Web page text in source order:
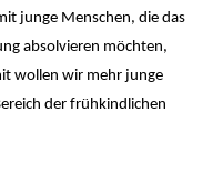
junge Menschen, die das
absolvieren möchten,
wollen wir mehr junge
der frühkindlichen